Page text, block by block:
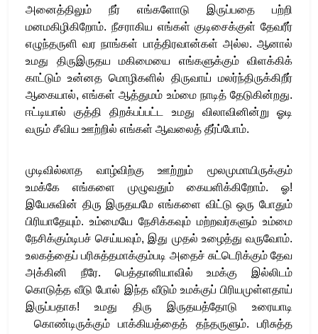
அனைத்திலும் நீர் எங்களோடு இருப்பதை பற்றி
மனமகிழிகிறோம். நீசராகிய எங்கள் குடிசைக்குள் தேவரீர்
எழுந்தருளி வர நாங்கள் பாத்திரவான்கள் அல்ல. ஆனால்
உமது திருஇருதய மகிமையை எங்களுக்கும் விளக்கிக்
காட்டும் உன்னத மொழிகளில் திருவாய் மலர்ந்திருக்கிறீர்
ஆகையால், எங்கள் ஆத்துமம் உம்மை நாடித் தேடுகின்றது.
ஈட்டியால் குத்தி திறக்பப்பட்ட உமது விலாவினின்று ஓடி
வரும் சீவிய ஊற்றில் எங்கள் ஆவலைத் தீர்ப்போம்.
முடிவில்லாத வாழ்விற்கு ஊற்றும் மூலமுமாயிருக்கும்
உமக்கே எங்களை முழுவதும் கையளிக்கிறோம். ஓ!
இயேசுவின் திரு இருதயமே எங்களை விட்டு ஒரு போதும்
பிரியாதேயும். உம்மையே நேசிக்கவும் மற்றவர்களும் உம்மை
நேசிக்கும்டிபச் செய்யவும், இது முதல் உழைத்து வருவோம்.
உலகத்தைப் பரிசுத்தமாக்கும்படி அதைச் சுட்டெரிக்கும் தேவ
அக்கினி நீரே. பெத்தானியாவில் உமக்கு இல்லிடம்
கொடுத்த வீடு போல் இந்த வீடும் உமக்குப் பிரியமுள்ளதாய்
இருப்பதாக! உமது திரு இருதயத்தோடு உரையாடி
கொண்டிருக்கும் பாக்கியத்தைத் தந்தருளும். பரிசுத்த